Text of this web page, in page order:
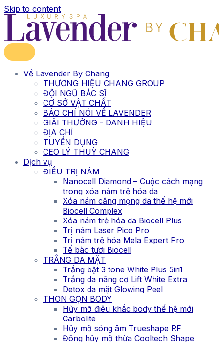
Skip to content
Về Lavender By Chang
THƯƠNG HIỆU CHANG GROUP
ĐỘI NGŨ BÁC SĨ
CƠ SỞ VẬT CHẤT
BÁO CHÍ NÓI VỀ LAVENDER
GIẢI THƯỞNG - DANH HIỆU
ĐỊA CHỈ
TUYỂN DỤNG
CEO LÝ THUỲ CHANG
Dịch vụ
ĐIỀU TRỊ NÁM
Nanocell Diamond – Cuộc cách mạng
trong xóa nám trẻ hóa da
Xóa nám căng mọng da thế hệ mới
Biocell Complex
Xóa nám trẻ hóa da Biocell Plus
Trị nám Laser Pico Pro
Trị nám trẻ hóa Mela Expert Pro
Tế bào tươi Biocell
TRẮNG DA MẶT
Trắng bật 3 tone White Plus 5in1
Trắng da nâng cơ Lift White Extra
Detox da mặt Glowing Peel
THON GỌN BODY
Hủy mỡ điêu khắc body thế hệ mới
Carbolite
Hủy mỡ sóng âm Trueshape RF
Đông hủy mỡ thừa Cooltech Shape